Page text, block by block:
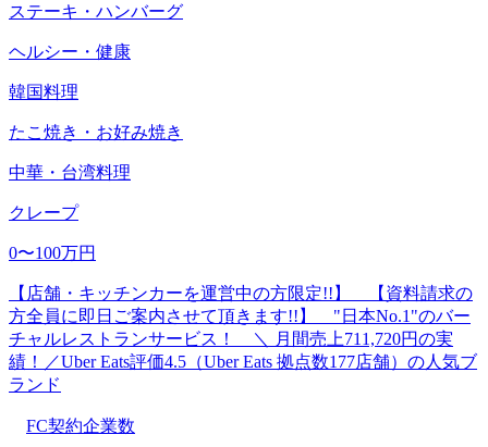
ステーキ・ハンバーグ
ヘルシー・健康
韓国料理
たこ焼き・お好み焼き
中華・台湾料理
クレープ
0〜100万円
【店舗・キッチンカーを運営中の方限定!!】 【資料請求の
方全員に即日ご案内させて頂きます!!】 "日本No.1"のバー
チャルレストランサービス！ ＼ 月間売上711,720円の実
績！／Uber Eats評価4.5（Uber Eats 拠点数177店舗）の人気ブ
ランド
FC契約企業数